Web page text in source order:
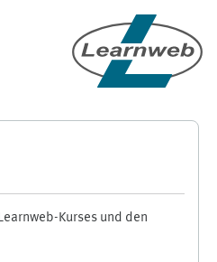
Kurses und den